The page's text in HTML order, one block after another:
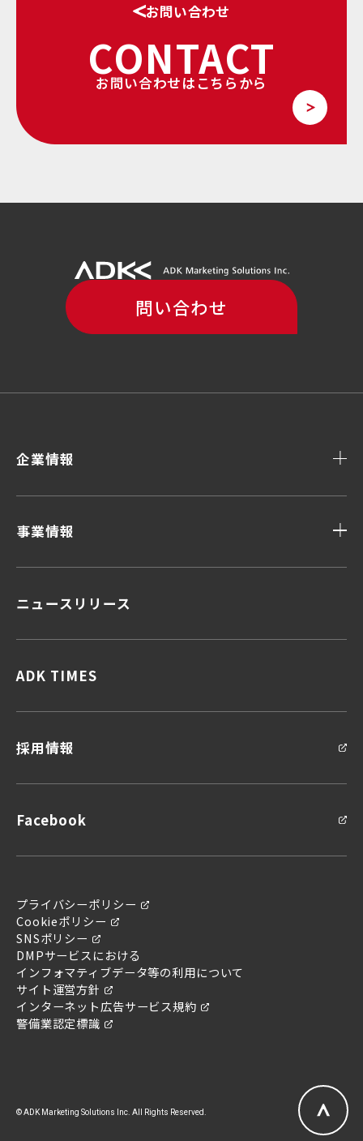
問い合わせ
お問い合わせ
CONTACT
お問い合わせはこちらから
問い合わせ
企業情報
事業情報
顧客データ＆インサイト
企画力・クリエイティビティ
ニュースリリース
ADK TIMES
採用情報
Facebook
プライバシーポリシー
Cookieポリシー
SNSポリシー
DMPサービスにおける
インフォマティブデータ等の利用について
サイト運営方針
インターネット広告サービス規約
警備業認定標識
© ADK Marketing Solutions Inc. All Rights Reserved.